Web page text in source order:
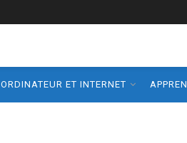
ORDINATEUR ET INTERNET